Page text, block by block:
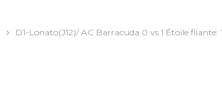
D1-Lonato(J12)/ AC Barracuda 0 vs 1 Étoile